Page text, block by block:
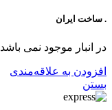
. ساخت ایران
در انبار موجود نمی باشد
افزودن به علاقه‌مندی
بستن